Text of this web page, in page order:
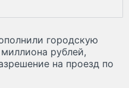
городскую
рублей,
на проезд по